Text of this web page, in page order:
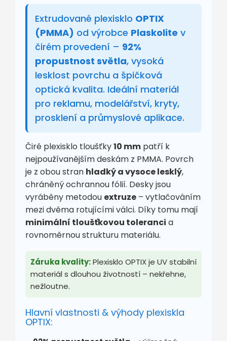
Extrudované plexisklo OPTIX
(PMMA) od výrobce Plaskolite v
čirém provedení – 92%
propustnost světla, vysoká
lesklost povrchu a špičková
optická kvalita. Ideální materiál
pro reklamu, modelářství, kryty,
prosklení a průmyslové aplikace.
Čiré plexisklo tloušťky10 mm patří k
nejpoužívanějším deskám z PMMA. Povrch
je z obou stran hladký a vysoce lesklý,
chráněný ochrannou fólií. Desky jsou
vyráběny metodou extruze – vytlačováním
mezi dvěma rotujícími válci. Díky tomu mají
minimální tloušťkovou toleranci a
rovnoměrnou strukturu materiálu.
Záruka kvality:Plexisklo OPTIX je UV stabilní
materiál s dlouhou životností – nekřehne,
nežloutne.
Hlavní vlastnosti & výhody plexiskla
OPTIX: